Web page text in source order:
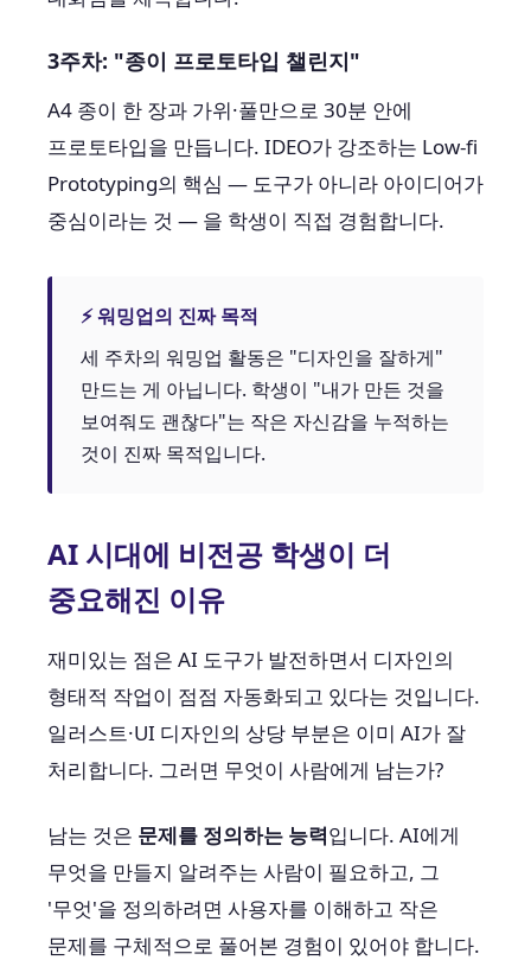
3주차: "종이 프로토타입 챌린지"
A4 종이 한 장과 가위·풀만으로 30분 안에
프로토타입을 만듭니다. IDEO가 강조하는 Low-fi
Prototyping의 핵심 — 도구가 아니라 아이디어가
중심이라는 것 — 을 학생이 직접 경험합니다.
⚡ 워밍업의 진짜 목적
세 주차의 워밍업 활동은 "디자인을 잘하게"
만드는 게 아닙니다. 학생이 "내가 만든 것을
보여줘도 괜찮다"는 작은 자신감을 누적하는
것이 진짜 목적입니다.
AI 시대에 비전공 학생이 더
중요해진 이유
재미있는 점은 AI 도구가 발전하면서 디자인의
형태적 작업이 점점 자동화되고 있다는 것입니다.
일러스트·UI 디자인의 상당 부분은 이미 AI가 잘
처리합니다. 그러면 무엇이 사람에게 남는가?
남는 것은 문제를 정의하는 능력입니다. AI에게
무엇을 만들지 알려주는 사람이 필요하고, 그
'무엇'을 정의하려면 사용자를 이해하고 작은
문제를 구체적으로 풀어본 경험이 있어야 합니다.